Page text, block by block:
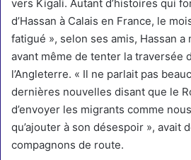
vers Kigali. Autant d’histoires qui
d’Hassan à Calais en France, le
fatigué », selon ses amis, Hassan a
avant même de tenter la traversée
l’Angleterre. « Il ne parlait pas
dernières nouvelles disant que le
d’envoyer les migrants comme
qu’ajouter à son désespoir », avait
compagnons de route.